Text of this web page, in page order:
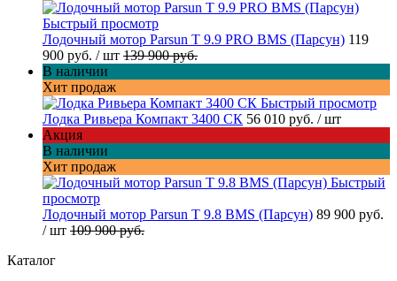
Быстрый просмотр
Лодочный мотор Parsun T 9.9 PRO BMS (Парсун) 119
900 руб. / шт 139 900 руб.
В наличии
Хит продаж
Быстрый просмотр
Лодка Ривьера Компакт 3400 СК 56 010 руб. / шт
Акция
В наличии
Хит продаж
Быстрый
просмотр
Лодочный мотор Parsun T 9.8 BMS (Парсун) 89 900 руб.
/ шт 109 900 руб.
Каталог